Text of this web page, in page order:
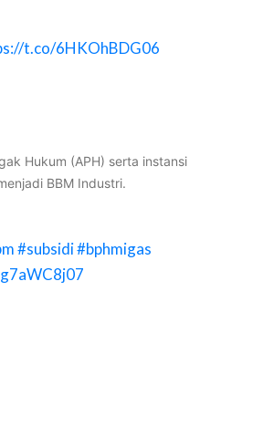
t.co/6HKOhBDG06
Hukum (APH) serta instansi
BBM Industri.
#subsidi#bphmigas